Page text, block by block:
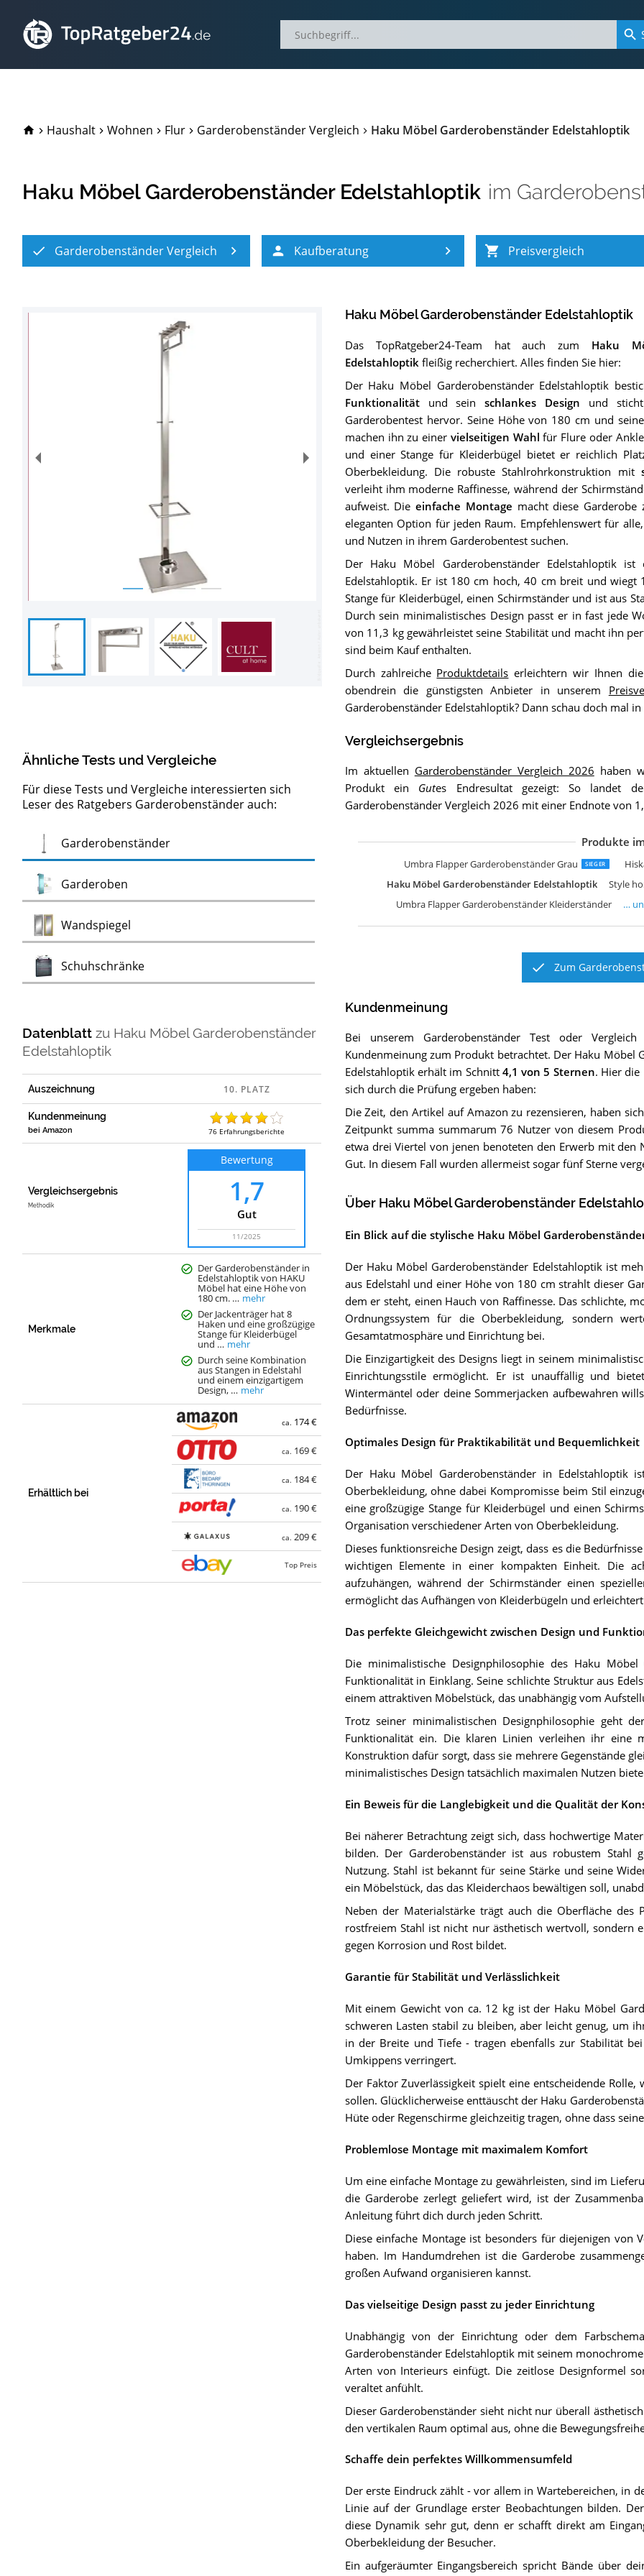
TopRatgeber24.de
Haushalt Wohnen Flur Garderobenständer Vergleich Haku Möbel Garderobenständer Edelstahloptik
Haku Möbel Garderobenständer Edelstahloptik im
Garderobenständer Vergleich Kaufberatung Preisvergleich
Ähnliche Tests und Vergleiche
Für diese Tests und Vergleiche interessierten sich
Leser des Ratgebers Garderobenständer auch:
GarderobenständerTest
Garderoben
Wandspiegel
SchuhschränkeTest
Datenblattzu Haku Möbel Garderobenständer
Edelstahloptik
Auszeichnung
Kundenmeinung
bei Amazon 76 Erfahrungsberichte
Vergleichsergebnis
Methodik
Bewertung
1,7
Gut
11/2025
Merkmale
Der Garderobenständer in
Edelstahloptik von HAKU
Möbel hat eine Höhe von
180 cm. … mehr
Der Jackenträger hat 8
Haken und eine großzügige
Stange für Kleiderbügel
und … mehr
Durch seine Kombination
aus Stangen in Edelstahl
und einem einzigartigem
Design, … mehr
Erhältlich bei
ca. 174 €
ca. 169 €
ca. 184 €
ca. 190 €
ca. 209 €
Top Preis
Haku Möbel Garderobenständer Edelstahloptik
Das TopRatgeber24-Team hat auch zum Haku
Edelstahloptik fleißig recherchiert. Alles finden Sie hier:
Der Haku Möbel Garderobenständer Edelstahloptik
Funktionalitätund seinschlankes Design und
Garderobentest hervor. Seine Höhe von 180 cm und
machen ihn zu einer vielseitigen Wahl für Flure oder
und einer Stange für Kleiderbügel bietet er reichlich
Oberbekleidung. Die robuste Stahlrohrkonstruktion mit
verleiht ihm moderne Raffinesse, während der
aufweist. Dieeinfache Montage macht diese Garderobe
eleganten Option für jeden Raum. Empfehlenswert für
und Nutzen in ihrem Garderobentest suchen.
Der Haku Möbel Garderobenständer Edelstahloptik ist
Edelstahloptik. Er ist 180 cm hoch, 40 cm breit und wiegt
Stange für Kleiderbügel, einen Schirmständer und ist aus
Durch sein minimalistisches Design passt er in fast jede
von 11,3 kg gewährleistet seine Stabilität und macht ihn
sind beim Kauf enthalten.
Durch zahlreiche Produktdetails erleichtern wir Ihnen
obendrein die günstigsten Anbieter in unserem
Garderobenständer Edelstahloptik? Dann schau doch mal
Vergleichsergebnis
Im aktuellen Garderobenständer Vergleich 2026 haben
Produkt ein Gutes Endresultat gezeigt: So landet
Garderobenständer Vergleich 2026 mit einer Endnote von
Produkte
Umbra Flapper Garderobenständer Grau SIEGER
Haku Möbel Garderobenständer Edelstahloptik Style
Umbra Flapper Garderobenständer Kleiderständer …
Zum
Kundenmeinung
Bei unserem GarderobenständerTest oder Vergleich
Kundenmeinung zum Produkt betrachtet. Der Haku Möbel
Edelstahloptikerhält im Schnitt 4,1 von 5 Sternen. Hier
sich durch die Prüfung ergeben haben:
Die Zeit, den Artikel auf Amazon zu rezensieren, haben
Zeitpunkt summa summarum 76 Nutzer von diesem
etwa drei Viertel von jenen benoteten den Erwerb mit den
Gut. In diesem Fall wurden allermeist sogar fünf Sterne
Über Haku Möbel Garderobenständer
Ein Blick auf die stylische Haku Möbel
Der Haku Möbel Garderobenständer Edelstahloptik ist
aus Edelstahl und einer Höhe von 180 cm strahlt dieser
dem er steht, einen Hauch von Raffinesse. Das schlichte,
Ordnungssystem für die Oberbekleidung, sondern
Gesamtatmosphäre und Einrichtung bei.
Die Einzigartigkeit des Designs liegt in seinem
Einrichtungsstile ermöglicht. Er ist unauffällig und
Wintermäntel oder deine Sommerjacken aufbewahren
Bedürfnisse.
Optimales Design für Praktikabilität und Bequemlichkeit
Der Haku Möbel Garderobenständer in Edelstahloptik
Oberbekleidung, ohne dabei Kompromisse beim Stil
eine großzügige Stange für Kleiderbügel und einen
Organisation verschiedener Arten von Oberbekleidung.
Dieses funktionsreiche Design zeigt, dass es die
wichtigen Elemente in einer kompakten Einheit. Die
aufzuhängen, während der Schirmständer einen
ermöglicht das Aufhängen von Kleiderbügeln und
Das perfekte Gleichgewicht zwischen Design und
Die minimalistische Designphilosophie des Haku
Funktionalität in Einklang. Seine schlichte Struktur aus
einem attraktiven Möbelstück, das unabhängig vom
Trotz seiner minimalistischen Designphilosophie geht
Funktionalität ein. Die klaren Linien verleihen ihr eine
Konstruktion dafür sorgt, dass sie mehrere Gegenstände
minimalistisches Design tatsächlich maximalen Nutzen
Ein Beweis für die Langlebigkeit und die Qualität der
Bei näherer Betrachtung zeigt sich, dass hochwertige
bilden. Der Garderobenständer ist aus robustem Stahl
Nutzung. Stahl ist bekannt für seine Stärke und seine
ein Möbelstück, das das Kleiderchaos bewältigen soll,
Neben der Materialstärke trägt auch die Oberfläche des
rostfreiem Stahl ist nicht nur ästhetisch wertvoll, sondern
gegen Korrosion und Rost bildet.
Garantie für Stabilität und Verlässlichkeit
Mit einem Gewicht von ca. 12 kg ist der Haku Möbel
schweren Lasten stabil zu bleiben, aber leicht genug, um
in der Breite und Tiefe - tragen ebenfalls zur Stabilität
Umkippens verringert.
Der Faktor Zuverlässigkeit spielt eine entscheidende
sollen. Glücklicherweise enttäuscht der Haku
Hüte oder Regenschirme gleichzeitig tragen, ohne dass
Problemlose Montage mit maximalem Komfort
Um eine einfache Montage zu gewährleisten, sind im
die Garderobe zerlegt geliefert wird, ist der
Anleitung führt dich durch jeden Schritt.
Diese einfache Montage ist besonders für diejenigen
haben. Im Handumdrehen ist die Garderobe
großen Aufwand organisieren kannst.
Das vielseitige Design passt zu jeder Einrichtung
Unabhängig von der Einrichtung oder dem
Garderobenständer Edelstahloptik mit seinem
Arten von Interieurs einfügt. Die zeitlose Designformel
veraltet anfühlt.
Dieser Garderobenständer sieht nicht nur überall
den vertikalen Raum optimal aus, ohne die
Schaffe dein perfektes Willkommensumfeld
Der erste Eindruck zählt - vor allem in Wartebereichen, in
Linie auf der Grundlage erster Beobachtungen bilden.
diese Dynamik sehr gut, denn er schafft direkt am
Oberbekleidung der Besucher.
Ein aufgeräumter Eingangsbereich spricht Bände über